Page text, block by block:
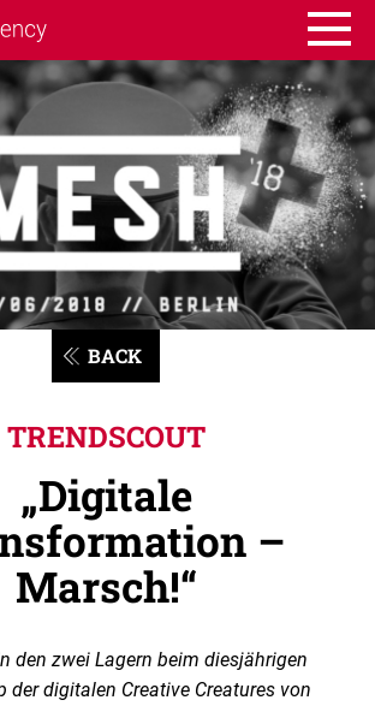
BACK
TRENDSCOUT
„Digitale
–
Marsch!“
den zwei Lagern beim diesjährigen
der digitalen Creative Creatures von